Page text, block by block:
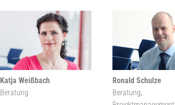
Katja Weißbach
Beratung
Ronald Schulze
Beratung,